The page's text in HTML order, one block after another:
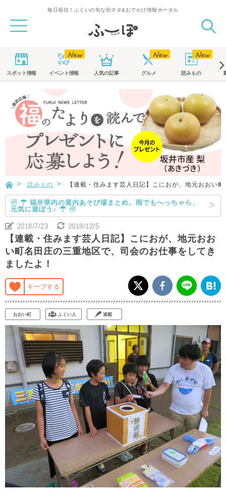
毎日発信！ふくいの旬な街ネタ&おでかけ情報ポータル
スポット情報 イベント情報 人気の記事 グルメ 読みもの
読みもの 【連載・住みます芸人日記】こにおが、地元おおい
☃ ☂ 福井県内の屋内あそび場まとめ。雨でもへっちゃら、
元気に遊ぼう♪ ☂ ☃
2018/7/23 2018/12/5
【連載・住みます芸人日記】こにおが、地元おお
い町名田庄の三重地区で、司会のお仕事をしてき
ましたよ！
キープする
おおい町 ふくい人 連載